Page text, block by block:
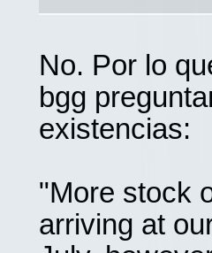
No. Por lo
bgg
existencias:
"More stock
arriving at